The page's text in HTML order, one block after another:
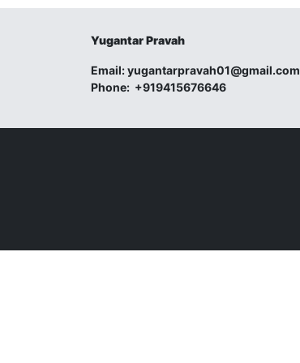
Yugantar Pravah
Email:yugantarpravah01@gmail.com
Phone: +919415676646